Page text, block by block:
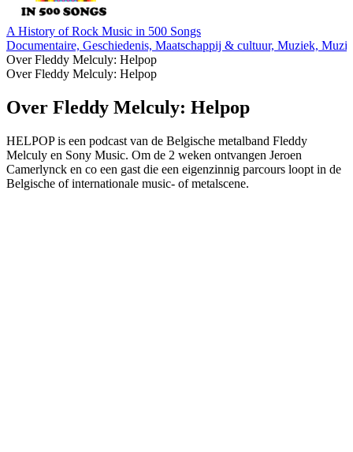
A History of Rock Music in 500 Songs
Documentaire, Geschiedenis, Maatschappij & cultuur, Muziek,
Over Fleddy Melculy: Helpop
Over Fleddy Melculy: Helpop
Over Fleddy Melculy: Helpop
HELPOP is een podcast van de Belgische metalband Fleddy
Melculy en Sony Music. Om de 2 weken ontvangen Jeroen
Camerlynck en co een gast die een eigenzinnig parcours loopt in de
Belgische of internationale music- of metalscene.